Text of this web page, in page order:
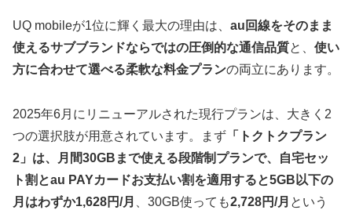
UQ mobileが1位に輝く最大の理由は、 au回線をそのまま
使えるサブブランドならではの圧倒的な通信品質と、 使い
方に合わせて選べる柔軟な料金プランの両立にあります。
2025年6月にリニューアルされた現行プランは、大きく2
つの選択肢が用意されています。まず 「トクトクプラン
2」は、月間30GBまで使える段階制プランで、自宅セッ
ト割とau PAYカードお支払い割を適用すると5GB以下の
月はわずか1,628円/月
、30GB使っても2,728円/月 という